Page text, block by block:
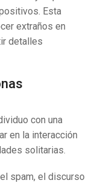
Esta
extraños en
detalles
con una
en la interacción
solitarias.
spam, el discurso